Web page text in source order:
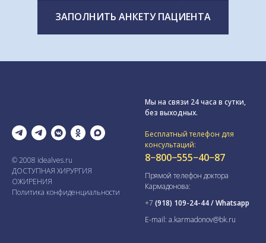
ЗАПОЛНИТЬ АНКЕТУ ПАЦИЕНТА
© 2008 idealves.ru
ДОСТУПНАЯ ХИРУРГИЯ
ОЖИРЕНИЯ
Политика конфиденциальности
Мы на связи 24 часа в сутки,
без выходных.
Бесплатный телефон для
консультаций:
8−800−555−40−87
Прямой телефон доктора
Кармадонова:
+7 (918) 109-24-44 / Whatsapp
E-mail: a.karmadonov@bk.ru